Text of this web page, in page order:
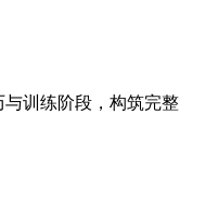
训练阶段，构筑完整